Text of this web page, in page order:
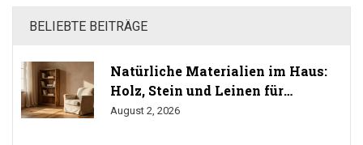
BELIEBTE BEITRÄGE
Natürliche Materialien im Haus:
Holz, Stein und Leinen für
gesundes Wohnen
August 2, 2026